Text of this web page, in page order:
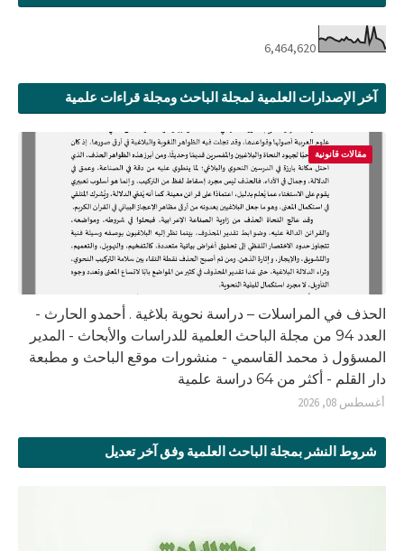
6,464,620
آخر الإصدارات العلمية لمجلة الباحث ومجلة قراءات علمية
مقالات قانونية
الحذف في المراسلات – دراسة نحوية بلاغية . أحمدو الحارث -
العدد 94 من مجلة الباحث العلمية للدراسات والأبحاث - المدير
المسؤول ذ محمد القاسمي - منشورات موقع الباحث و مطبعة
دار القلم - أكثر من 64 دراسة علمية
أغسطس 08, 2026
شروط النشر بمجلة الباحث العلمية وفق آخر تعديل